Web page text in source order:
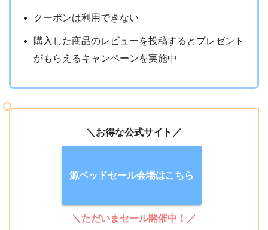
クーポンは利用できない
購入した商品のレビューを投稿するとプレゼント
がもらえるキャンペーンを実施中
＼お得な公式サイト／
源ベッドセール会場はこちら
＼ただいまセール開催中！／